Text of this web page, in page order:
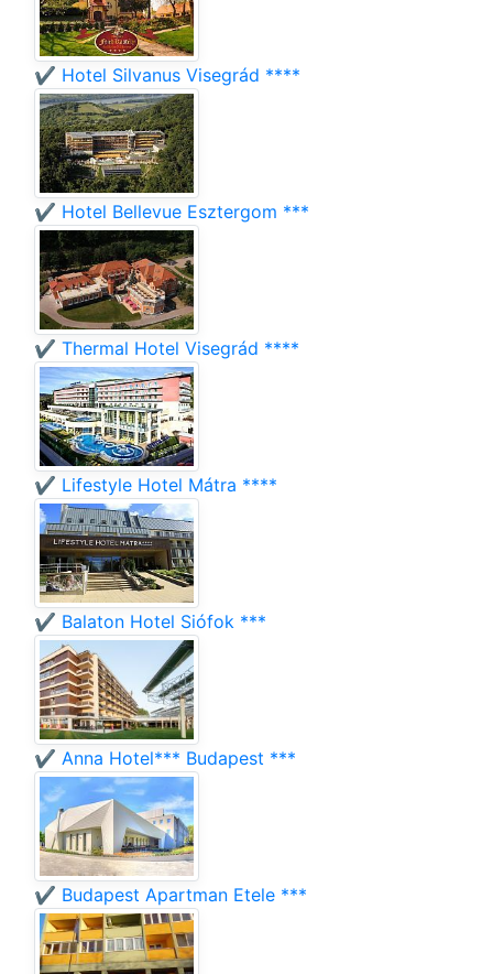
✔️ Hotel Silvanus Visegrád ****
✔️ Hotel Bellevue Esztergom ***
✔️ Thermal Hotel Visegrád ****
✔️ Lifestyle Hotel Mátra ****
✔️ Balaton Hotel Siófok ***
✔️ Anna Hotel*** Budapest ***
✔️ Budapest Apartman Etele ***